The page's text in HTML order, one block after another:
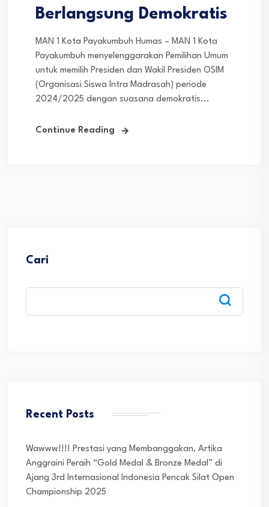
Berlangsung Demokratis
MAN 1 Kota Payakumbuh Humas – MAN 1 Kota
Payakumbuh menyelenggarakan Pemilihan Umum
untuk memilih Presiden dan Wakil Presiden OSIM
(Organisasi Siswa Intra Madrasah) periode
2024/2025 dengan suasana demokratis...
Continue Reading
Cari
Recent Posts
Wawww!!!! Prestasi yang Membanggakan, Artika
Anggraini Peraih “Gold Medal & Bronze Medal” di
Ajang 3rd Internasional Indonesia Pencak Silat Open
Championship 2025